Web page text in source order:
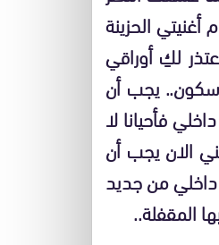
الحزينة
لكِ أوراقي
يجب أن
فأحيانا لا
الان يجب أن
من جديد
المقفلة..